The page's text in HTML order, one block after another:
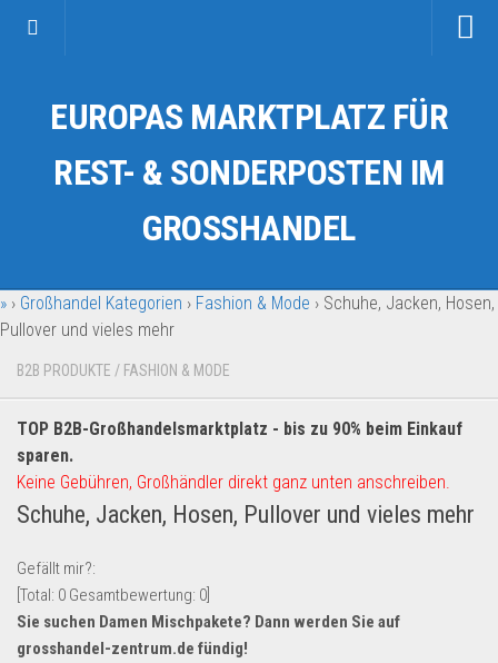
Kategorien
Auto & Motorrad
Fahrzeuge & Transport
Garten & Werkzeug
Geschäft, Büro & Schreibwaren
Geschenkartikel
Handy und Smartphone
Kosmetik & Pflege
Lebensmittel & Getränke
Multimedia & Elektro
Münzen
EUROPAS MARKTPLATZ FÜR
REST- & SONDERPOSTEN IM
GROSSHANDEL
» › Großhandel Kategorien › Fashion & Mode › Schuhe, Jacken, Hosen,
Pullover und vieles mehr
B2B PRODUKTE / FASHION & MODE
TOP B2B-Großhandelsmarktplatz - bis zu 90% beim Einkauf
sparen.
Keine Gebühren, Großhändler direkt ganz unten anschreiben.
Schuhe, Jacken, Hosen, Pullover und vieles mehr
Gefällt mir?:
[Total: 0 Gesamtbewertung: 0
Sie suchen Damen Mischpakete? Dann werden Sie auf
grosshandel-zentrum.de fündig!